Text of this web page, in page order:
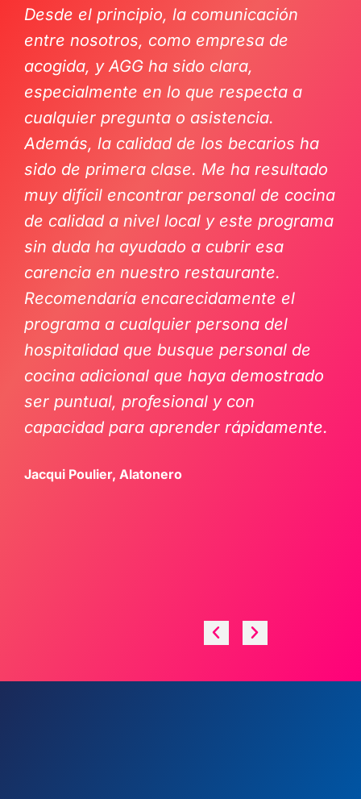
Desde el principio, la comunicación
entre nosotros, como empresa de
acogida, y AGG ha sido clara,
especialmente en lo que respecta a
cualquier pregunta o asistencia.
Además, la calidad de los becarios ha
sido de primera clase. Me ha resultado
muy difícil encontrar personal de cocina
de calidad a nivel local y este programa
sin duda ha ayudado a cubrir esa
carencia en nuestro restaurante.
Recomendaría encarecidamente el
programa a cualquier persona del
hospitalidad que busque personal de
cocina adicional que haya demostrado
ser puntual, profesional y con
capacidad para aprender rápidamente.
Jacqui Poulier, Alatonero